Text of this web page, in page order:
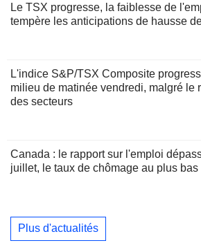
Le TSX progresse, la faiblesse de
tempère les anticipations de hausse
L'indice S&P/TSX Composite
milieu de matinée vendredi, malgré le
des secteurs
Canada : le rapport sur l'emploi
juillet, le taux de chômage au plus
Plus d'actualités